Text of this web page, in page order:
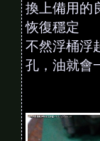
換上備用的
恢復穩定
不然浮桶浮
孔，油就會